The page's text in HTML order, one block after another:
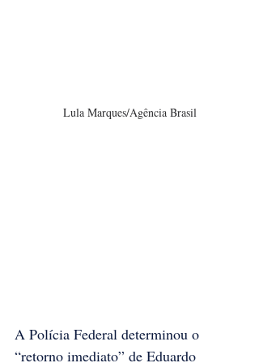
Lula Marques/Agência Brasil
A Polícia Federal determinou o
“retorno imediato” de Eduardo